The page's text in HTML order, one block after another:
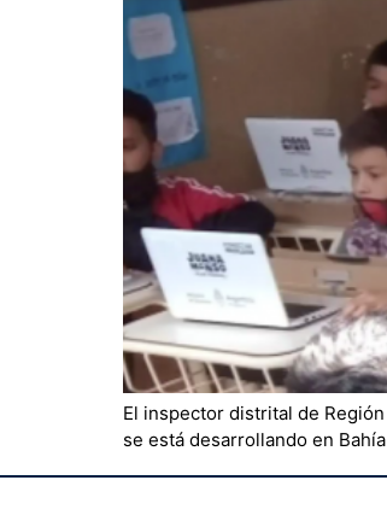
El inspector distrital de
se está desarrollando en